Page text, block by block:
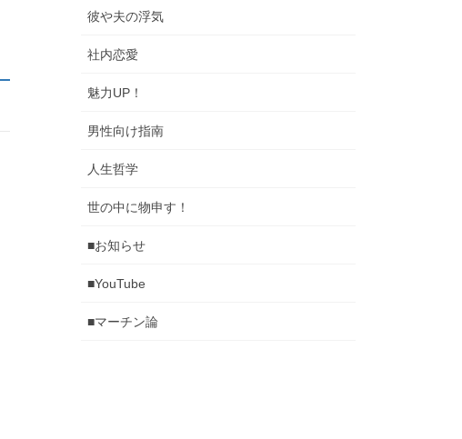
彼や夫の浮気
社内恋愛
魅力UP！
男性向け指南
人生哲学
世の中に物申す！
■お知らせ
■YouTube
■マーチン論